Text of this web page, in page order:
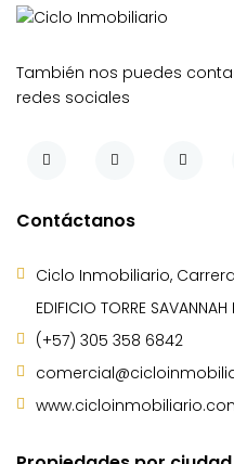
También nos puedes
redes sociales
Contáctanos
Ciclo Inmobiliario, Carrera
EDIFICIO TORRE SAVANNAH
(+57) 305 358 6842